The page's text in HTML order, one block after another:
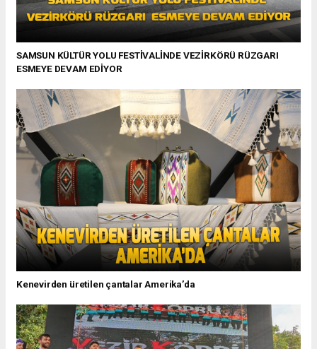
SAMSUN KÜLTÜR YOLU FESTİVALİNDE VEZİRKÖRÜ RÜZGARI
ESMEYE DEVAM EDİYOR
Kenevirden üretilen çantalar Amerika’da